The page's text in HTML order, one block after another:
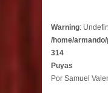
Warning:
/home/
314
Puyas
Por Samuel